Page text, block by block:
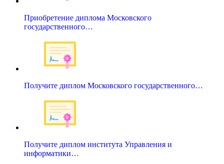
Приобретение диплома Московского
государственного…
Получите диплом Московского государственного…
Получите диплом института Управления и
информатики…